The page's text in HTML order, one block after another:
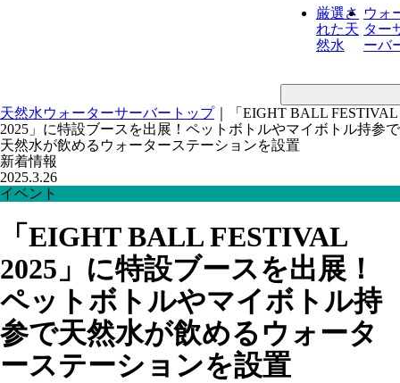
厳選さ
れた天
然水
ウォ
ター
ーバ
天然水ウォーターサーバートップ｜
「EIGHT BALL FESTIVAL
2025」に特設ブースを出展！ペットボトルやマイボトル持参で
天然水が飲めるウォーターステーションを設置
新着情報
2025.3.26
イベント
「EIGHT BALL FESTIVAL
2025」に特設ブースを出展！
ペットボトルやマイボトル持
参で天然水が飲めるウォータ
ーステーションを設置